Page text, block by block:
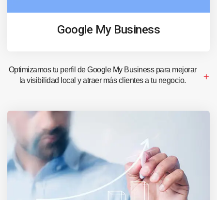
Google My Business
Optimizamos tu perfil de Google My Business para mejorar
la visibilidad local y atraer más clientes a tu negocio.